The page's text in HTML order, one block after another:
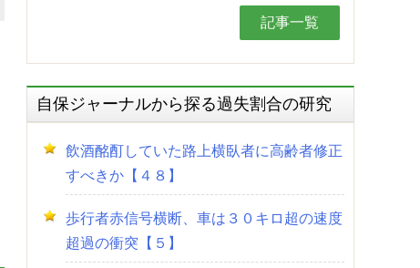
記事一覧
自保ジャーナルから探る過失割合の研究
飲酒酩酊していた路上横臥者に高齢者修正
すべきか【４８】
歩行者赤信号横断、車は３０キロ超の速度
超過の衝突【５】